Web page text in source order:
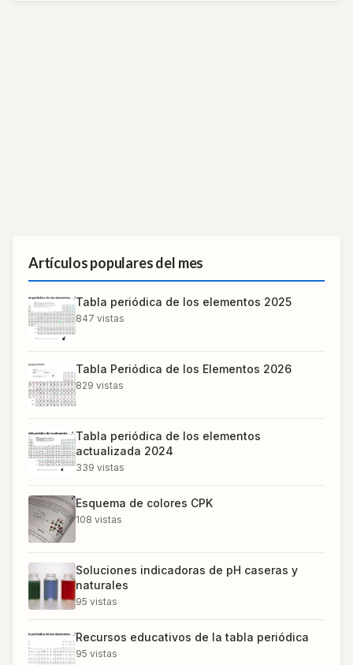
Artículos populares del mes
Tabla periódica de los elementos 2025
847 vistas
Tabla Periódica de los Elementos 2026
829 vistas
Tabla periódica de los elementos
actualizada 2024
339 vistas
Esquema de colores CPK
108 vistas
Soluciones indicadoras de pH caseras y
naturales
95 vistas
Recursos educativos de la tabla periódica
95 vistas